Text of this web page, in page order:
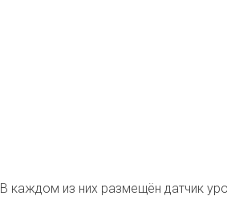
каждом из них размещён датчик